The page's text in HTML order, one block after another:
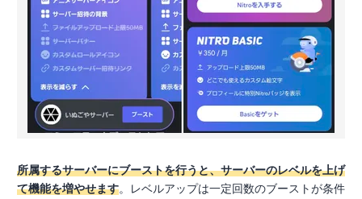
所属するサーバーにブーストを行うと、サーバーのレベルを上げ
て機能を増やせます。レベルアップは一定回数のブーストが条件